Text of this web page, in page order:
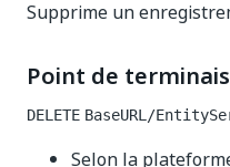
Supprime un
Point de
DELETE BaseURL/
Selon la